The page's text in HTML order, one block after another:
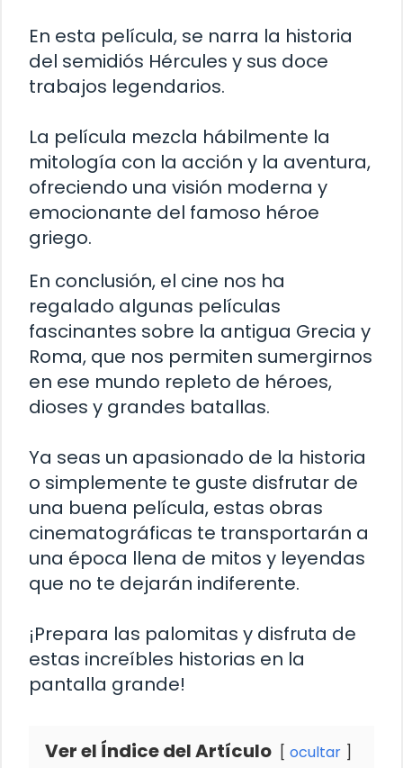
En esta película, se narra la historia
del semidiós Hércules y sus doce
trabajos legendarios.
La película mezcla hábilmente la
mitología con la acción y la aventura,
ofreciendo una visión moderna y
emocionante del famoso héroe
griego.
En conclusión, el cine nos ha
regalado algunas películas
fascinantes sobre la antigua Grecia y
Roma, que nos permiten sumergirnos
en ese mundo repleto de héroes,
dioses y grandes batallas.
Ya seas un apasionado de la historia
o simplemente te guste disfrutar de
una buena película, estas obras
cinematográficas te transportarán a
una época llena de mitos y leyendas
que no te dejarán indiferente.
¡Prepara las palomitas y disfruta de
estas increíbles historias en la
pantalla grande!
Ver el Índice del Artículo ocultar